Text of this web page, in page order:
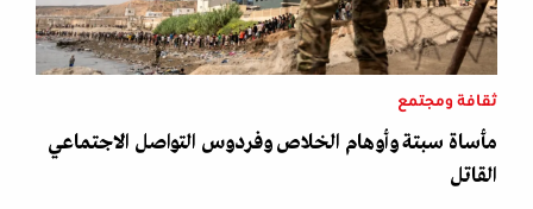
ثقافة ومجتمع
مأساة سبتة وأوهام الخلاص وفردوس التواصل الاجتماعي
القاتل